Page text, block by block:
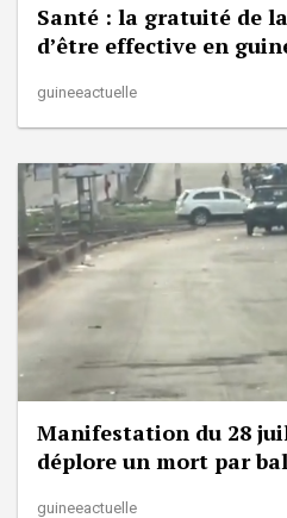
Santé : la gratuité de
d’être effective en
guineeactuelle
Manifestation du 28
déplore un mort par
guineeactuelle